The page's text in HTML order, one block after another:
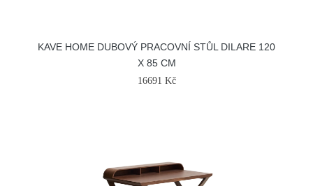
KAVE HOME DUBOVÝ PRACOVNÍ STŮL DILARE 120
X 85 CM
16691 Kč